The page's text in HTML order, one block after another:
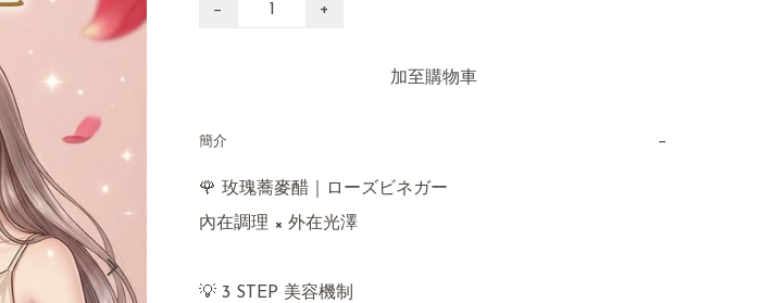
− +
加至購物車
簡介 −
🌹 玫瑰蕎麥醋｜ローズビネガー
內在調理 × 外在光澤
💡 3 STEP 美容機制